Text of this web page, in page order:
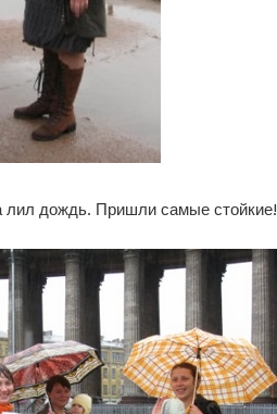
дождь. Пришли самые стойкие!